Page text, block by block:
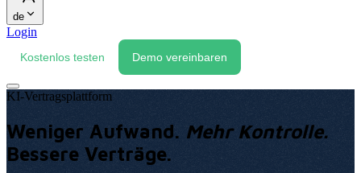
de
Login
Kostenlos testen Demo vereinbaren
KI-Vertragsplattform
Weniger Aufwand. Mehr Kontrolle.
Bessere Verträge.